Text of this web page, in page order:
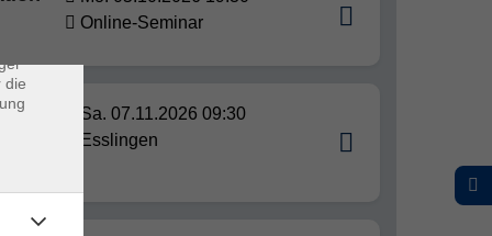
Online-Seminar
Sa. 07.11.2026 09:30
Esslingen
die
die